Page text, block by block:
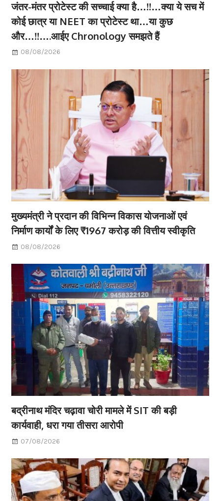
जंतर-मंतर प्रोटेस्ट की सच्चाई क्या है…!!…क्या ये सच में
कोई छात्र या NEET का प्रोटेस्ट था…या कुछ
और…!!….आईए Chronology समझते हैं
08/08/2026
मुख्यमंत्री ने प्रदान की विभिन्न विकास योजनाओं एवं
निर्माण कार्यों के लिए ₹1967 करोड़ की वित्तीय स्वीकृति
08/08/2026
बद्रीनाथ मंदिर चढ़ावा चोरी मामले में SIT की बड़ी
कार्यवाही, धरा गया तीसरा आरोपी
07/08/2026